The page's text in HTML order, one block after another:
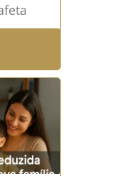
todos
como
Leia